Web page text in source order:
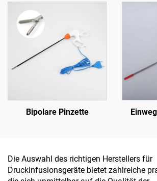
Bipolare Pinzette
Die Auswahl des richtigen Herstellers für
Druckinfusionsgeräte bietet zahlreiche